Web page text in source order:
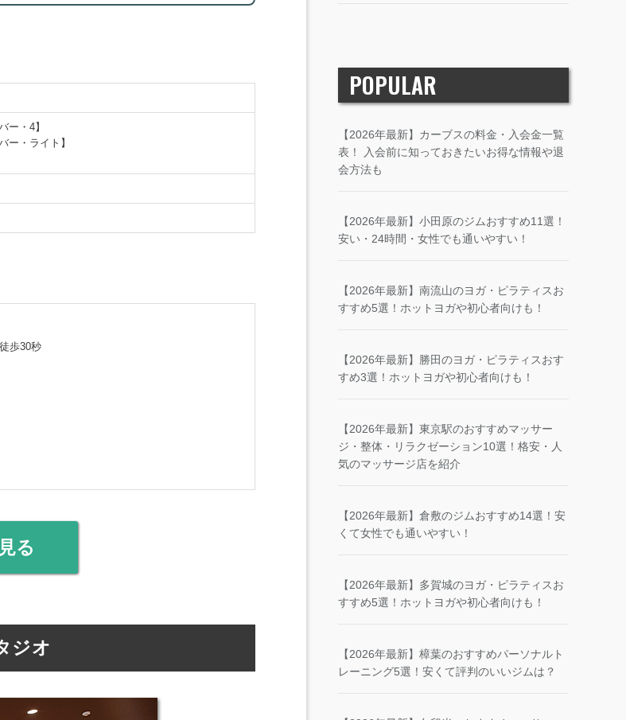
ー・4】
ー・ライト】
歩30秒
る
ジオ
POPULAR
【2026年最新】カーブスの料金・入会金一覧
表！ 入会前に知っておきたいお得な情報や退
会方法も
【2026年最新】小田原のジムおすすめ11選！
安い・24時間・女性でも通いやすい！
【2026年最新】南流山のヨガ・ピラティスお
すすめ5選！ホットヨガや初心者向けも！
【2026年最新】勝田のヨガ・ピラティスおす
すめ3選！ホットヨガや初心者向けも！
【2026年最新】東京駅のおすすめマッサー
ジ・整体・リラクゼーション10選！格安・人
気のマッサージ店を紹介
【2026年最新】倉敷のジムおすすめ14選！安
くて女性でも通いやすい！
【2026年最新】多賀城のヨガ・ピラティスお
すすめ5選！ホットヨガや初心者向けも！
【2026年最新】樟葉のおすすめパーソナルト
レーニング5選！安くて評判のいいジムは？